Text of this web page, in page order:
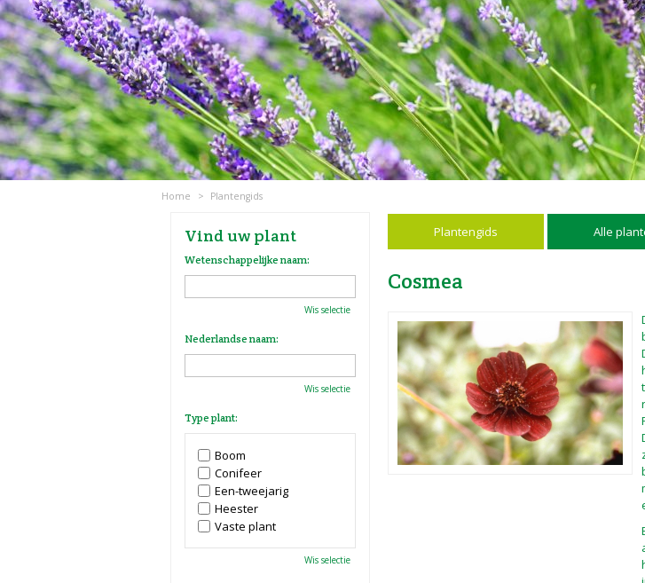
Home > Plantengids
Plantengids Alle
Cosmea
Vind uw plant
Wetenschappelijke naam:
Wis selectie
Nederlandse naam:
Wis selectie
Type plant:
Boom
Conifeer
Een-tweejarig
Heester
Vaste plant
Wis selectie